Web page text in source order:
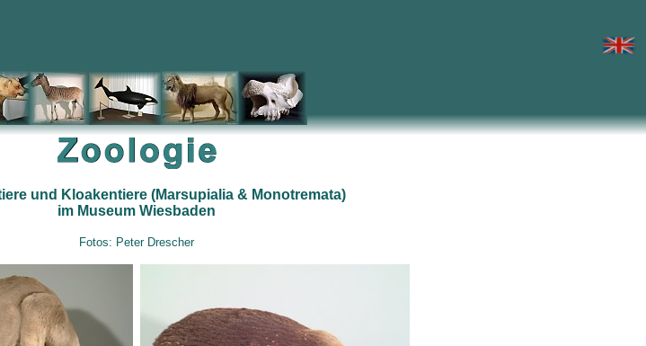
und Kloakentiere (Marsupialia & Monotremata)
im Museum Wiesbaden
Fotos: Peter Drescher